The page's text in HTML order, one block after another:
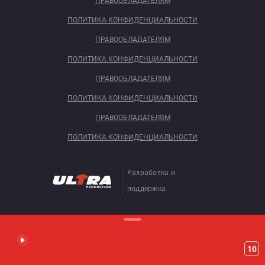
ПОЛИТИКА КОНФИДЕНЦИАЛЬНОСТИ
ПРАВООБЛАДАТЕЛЯМ
ПОЛИТИКА КОНФИДЕНЦИАЛЬНОСТИ
ПРАВООБЛАДАТЕЛЯМ
ПОЛИТИКА КОНФИДЕНЦИАЛЬНОСТИ
ПРАВООБЛАДАТЕЛЯМ
ПОЛИТИКА КОНФИДЕНЦИАЛЬНОСТИ
Разработка и
поддержка
10